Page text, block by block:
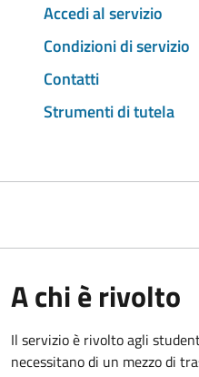
Accedi al servizio
Condizioni di servizio
Contatti
Strumenti di tutela
A chi è rivolto
Il servizio è rivolto agli
necessitano di un mezzo di